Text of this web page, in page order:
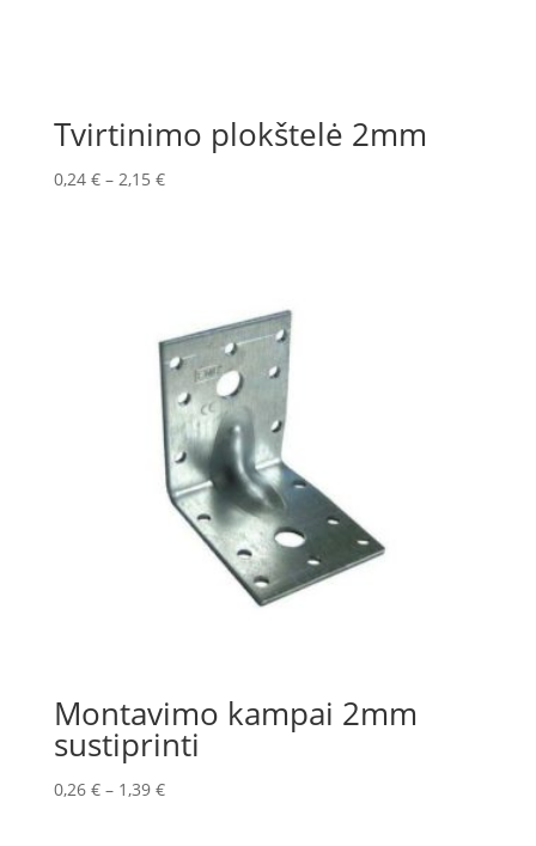
Tvirtinimo plokštelė 2mm
0,24 €– 2,15 €
Montavimo kampai 2mm
sustiprinti
0,26 €– 1,39 €